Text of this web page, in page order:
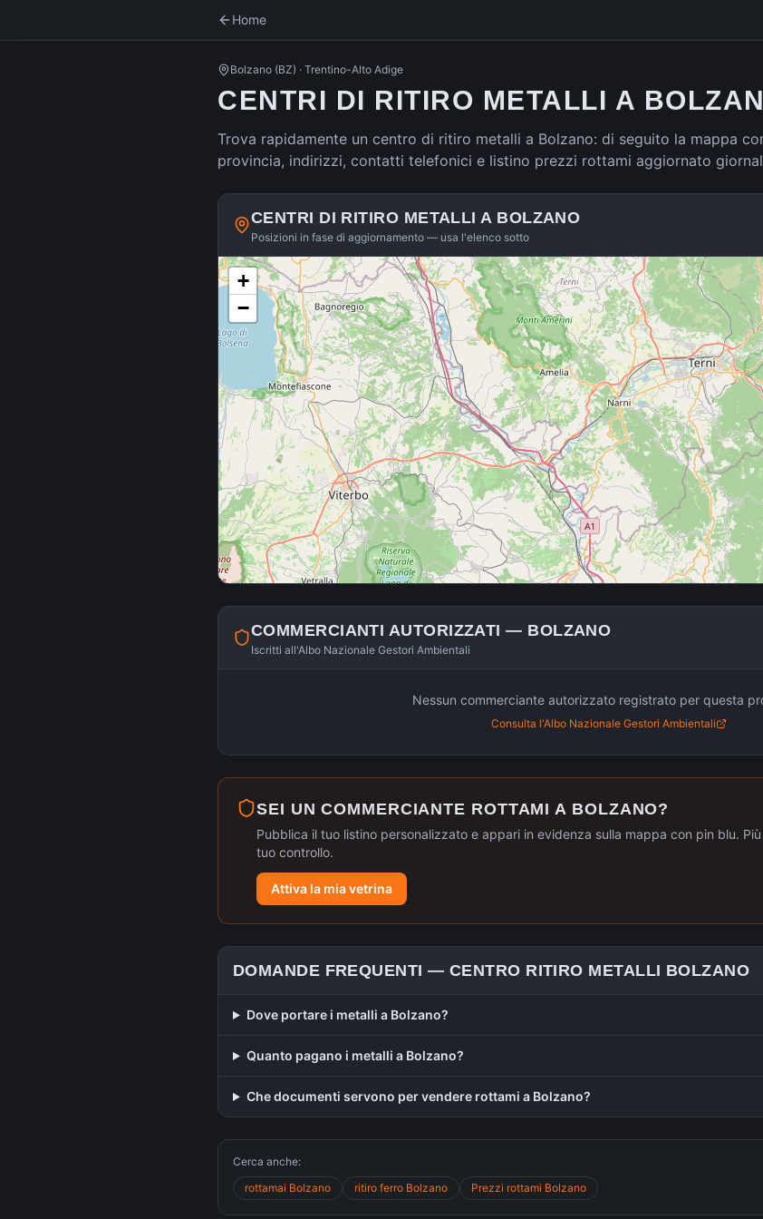
Home
Bolzano (BZ) · Trentino-Alto Adige
CENTRI DI RITIRO METALLI A
Trova rapidamente un centro di ritiro metalli a Bolzano: di seguito la mappa
provincia, indirizzi, contatti telefonici e listino prezzi rottami aggiornato
CENTRI DI RITIRO METALLI A BOLZANO
Posizioni in fase di aggiornamento — usa l'elenco sotto
+
−
COMMERCIANTI AUTORIZZATI — BOLZANO
Iscritti all'Albo Nazionale Gestori Ambientali
Nessun commerciante autorizzato registrato per questa
Consulta l'Albo Nazionale Gestori Ambientali
SEI UN COMMERCIANTE ROTTAMI A BOLZANO?
Pubblica il tuo listino personalizzato e appari in evidenza sulla mappa con pin blu.
tuo controllo.
Attiva la mia vetrina
DOMANDE FREQUENTI — CENTRO RITIRO METALLI BOLZANO
Dove portare i metalli a Bolzano?
Quanto pagano i metalli a Bolzano?
Che documenti servono per vendere rottami a Bolzano?
Cerca anche:
rottamai Bolzano ritiro ferro Bolzano Prezzi rottami Bolzano